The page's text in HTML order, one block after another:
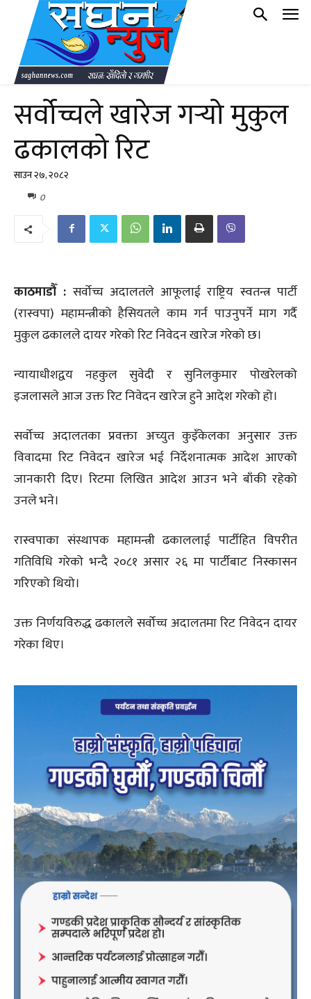
सर्वोच्चले खारेज गर्‍यो मुकुल
ढकालको रिट
साउन २७, २०८२
0
काठमाडौँ : सर्वोच्च अदालतले आफूलाई राष्ट्रिय स्वतन्त्र पार्टी
(रास्वपा) महामन्त्रीको हैसियतले काम गर्न पाउनुपर्ने माग गर्दै
मुकुल ढकालले दायर गरेको रिट निवेदन खारेज गरेको छ।
न्यायाधीशद्वय नहकुल सुवेदी र सुनिलकुमार पोखरेलको
इजलासले आज उक्त रिट निवेदन खारेज हुने आदेश गरेको हो।
सर्वोच्च अदालतका प्रवक्ता अच्युत कुइँकेलका अनुसार उक्त
विवादमा रिट निवेदन खारेज भई निर्देशनात्मक आदेश आएको
जानकारी दिए। रिटमा लिखित आदेश आउन भने बाँकी रहेको
उनले भने।
रास्वपाका संस्थापक महामन्त्री ढकाललाई पार्टीहित विपरीत
गतिविधि गरेको भन्दै २०८१ असार २६ मा पार्टीबाट निस्कासन
गरिएको थियो।
उक्त निर्णयविरुद्ध ढकालले सर्वोच्च अदालतमा रिट निवेदन दायर
गरेका थिए।